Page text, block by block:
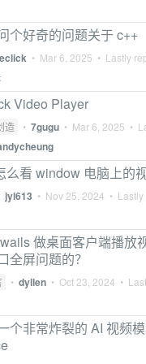
个好奇的问题关于 c++
• Mar 6, 2025 • Lastly
Video Player
造 • 7gugu • Mar 6, 2025 •
么看 window 电脑上的
jyl613 • Nov 25, 2024 •
做桌面客户端播放
全屏问题的？
• dyllen • Oct 23, 2024 •
个非常炸裂的 AI 视频